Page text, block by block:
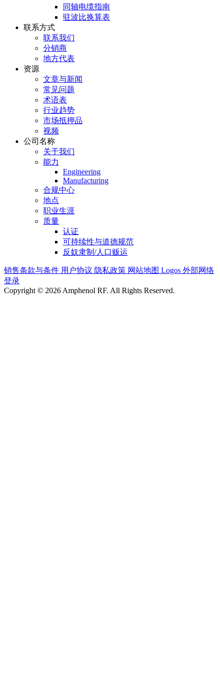
同轴电缆指南
驻波比换算表
联系方式
联系我们
分销商
地方代表
资源
文章与新闻
常见问题
术语表
行业趋势
市场抵押品
视频
公司名称
关于我们
能力
Engineering
Manufacturing
合规中心
地点
职业生涯
质量
认证
可持续性与道德规范
反奴隶制/人口贩运
销售条款与条件 用户协议 隐私政策 网站地图 Logos 外部网络
登录
Copyright © 2026 Amphenol RF. All Rights Reserved.